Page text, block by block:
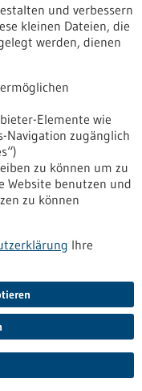
und verbessern
kleinen Dateien, die
werden, dienen
Elemente wie
Navigation zugänglich
zu können um zu
Website benutzen und
zu können
Ihre